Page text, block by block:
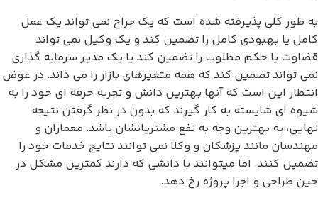
به طور کلی پذیرفته شده است که یک جراح نمی تواند یک عمل
کامل یا بهبودی کامل را تضمین کند و یک وکیل نمی تواند
قضاوت یا حکم مطلوب را تضمین کند یا یک مدیر سرمایه گذاری
نمی تواند تضمین کند که همه متغیرهای بازار را می داند. در عوض
انتظار این است که آنها بهترین دانش و تجربه حرفه ای خود را به
شیوه ای شایسته به کار گیرند که بدون در نظر گرفتن نتیجه
نهایی، به بهترین وجه به نفع مشتریانشان باشد. معماران و
مهندسان مانند پزشکان و وکلا نمی توانند نتایج خدمات خود را
تضمین کنند. اما میتوانند با دانشی که دارند کمترین مشکل در
حین طراحی و اجرا پروژه رخ دهد.